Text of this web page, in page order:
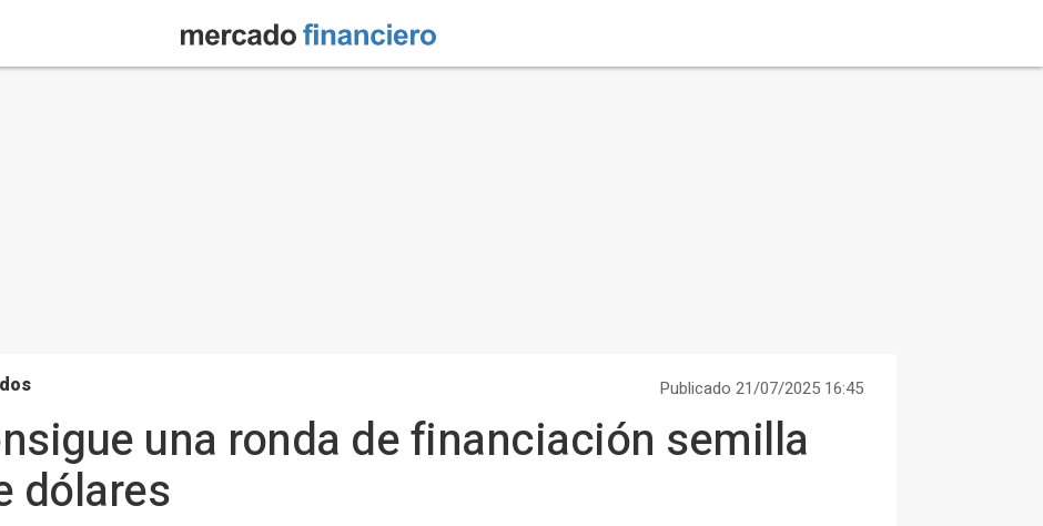
Publicado 21/07/2025 16:45
una ronda de financiación semilla
dólares